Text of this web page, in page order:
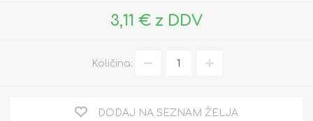
3,11 € z DDV
Količina:
DODAJ NA SEZNAM ŽELJA